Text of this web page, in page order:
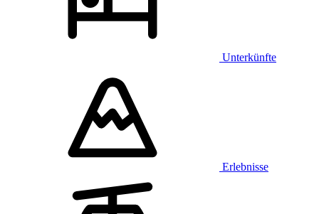
Unterkünfte
Erlebnisse